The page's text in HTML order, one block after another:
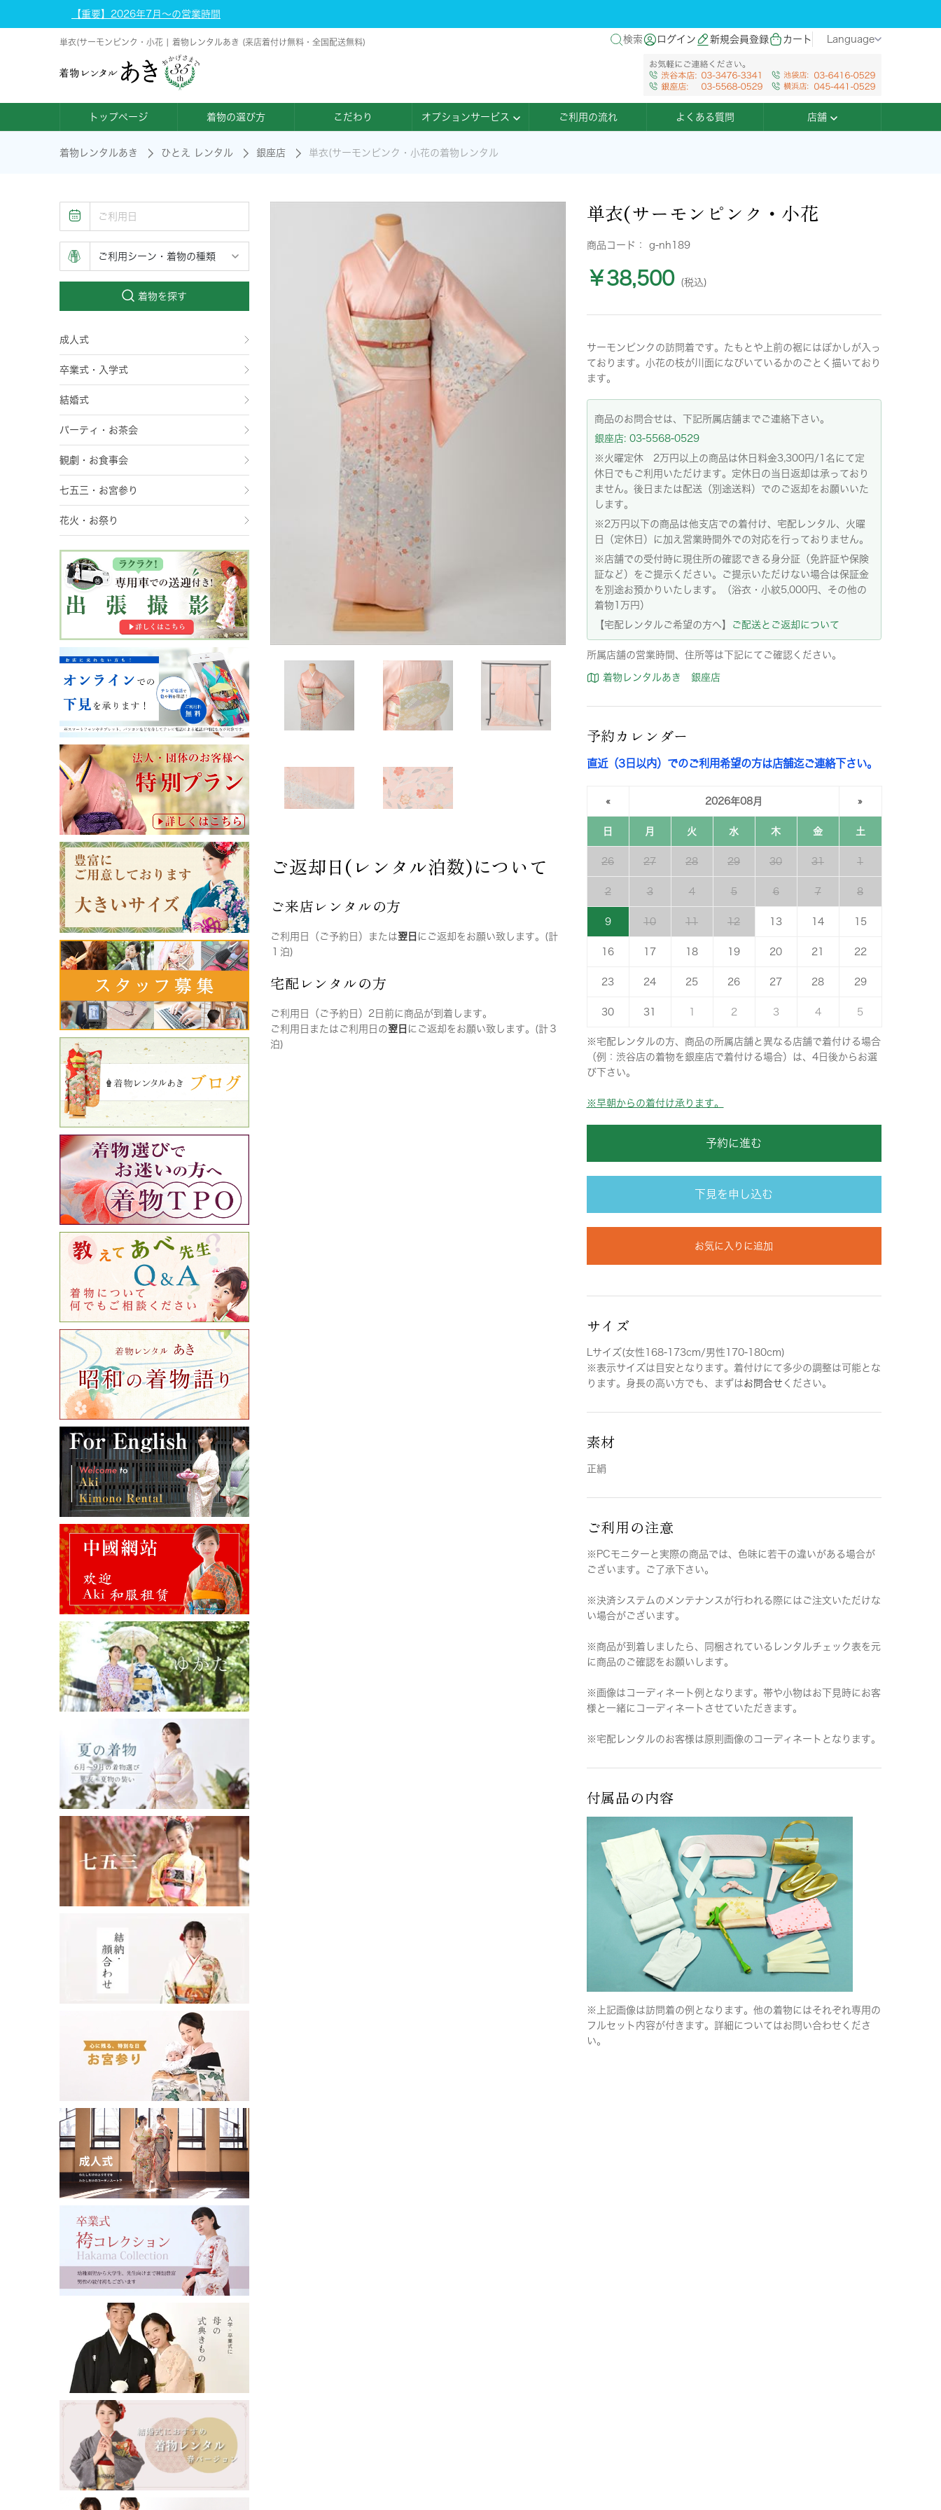
【重要】2026年7月～の営業時間
単衣(サーモンピンク・小花 | 着物レンタルあき (来店着付け無料・全国配送無料) 検索 ログイン 新規会員登録 カート Language
トップページ 着物の選び方 こだわり オプションサービス ご利用の流れ よくある質問 店舗
着物レンタルあき ひとえ レンタル 銀座店 単衣(サーモンピンク・小花の着物レンタル
着物を探す
成人式
卒業式・入学式
結婚式
パーティ・お茶会
観劇・お食事会
七五三・お宮参り
花火・お祭り
ご返却日(レンタル泊数)について
ご来店レンタルの方
ご利用日（ご予約日）または翌日 にご返却をお願い致します。(計
１泊)
宅配レンタルの方
ご利用日（ご予約日）2日前に商品が到着します。
ご利用日またはご利用日の翌日 にご返却をお願い致します。(計３
泊)
単衣(サーモンピンク・小花
商品コード： g-nh189
￥38,500 (税込)
サーモンピンクの訪問着です。たもとや上前の裾にはぼかしが入っ
ております。小花の枝が川面になびいているかのごとく描いており
ます。
商品のお問合せは、下記所属店舗までご連絡下さい。
銀座店: 03-5568-0529
※火曜定休 2万円以上の商品は休日料金3,300円/1名にて定
休日でもご利用いただけます。定休日の当日返却は承っており
ません。後日または配送（別途送料）でのご返却をお願いいた
します。
※2万円以下の商品は他支店での着付け、宅配レンタル、火曜
日（定休日）に加え営業時間外での対応を行っておりません。
※店舗での受付時に現住所の確認できる身分証（免許証や保険
証など）をご提示ください。ご提示いただけない場合は保証金
を別途お預かりいたします。（浴衣・小紋5,000円、その他の
着物1万円）
【宅配レンタルご希望の方へ】
ご配送とご返却について
所属店舗の営業時間、住所等は下記にてご確認ください。
着物レンタルあき 銀座店
予約カレンダー
直近（3日以内）でのご利用希望の方は店舗迄ご連絡下さい。
« 2026年08月 »
日 月 火 水 木 金 土
26 27 28 29 30 31 1
2 3 4 5 6 7 8
9 10 11 12 13 14 15
16 17 18 19 20 21 22
23 24 25 26 27 28 29
30 31 2 3 4 5
※宅配レンタルの方、商品の所属店舗と異なる店舗で着付ける場合
（例：渋谷店の着物を銀座店で着付ける場合）は、4日後からお選
び下さい。
※早朝からの着付け承ります。
予約に進む
下見を申し込む
お気に入りに追加
サイズ
Lサイズ(女性168-173cm/男性170-180cm)
※表示サイズは目安となります。着付けにて多少の調整は可能とな
ります。身長の高い方でも、まずはお問合せ ください。
素材
正絹
ご利用の注意
※PCモニターと実際の商品では、色味に若干の違いがある場合が
ございます。ご了承下さい。
※決済システムのメンテナンスが行われる際にはご注文いただけな
い場合がございます。
※商品が到着しましたら、同梱されているレンタルチェック表を元
に商品のご確認をお願いします。
※画像はコーディネート例となります。帯や小物はお下見時にお客
様と一緒にコーディネートさせていただきます。
※宅配レンタルのお客様は原則画像のコーディネートとなります。
付属品の内容
※上記画像は訪問着の例となります。他の着物にはそれぞれ専用の
フルセット内容が付きます。詳細についてはお問い合わせくださ
い。